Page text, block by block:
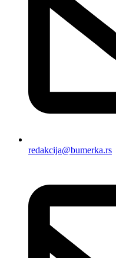
redakcija@bumerka.rs